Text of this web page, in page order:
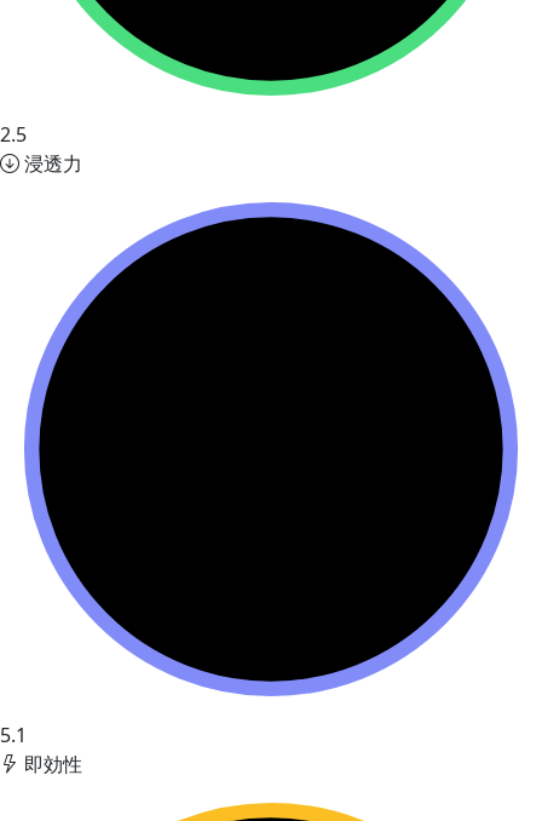
2.5
浸透力
5.1
即効性